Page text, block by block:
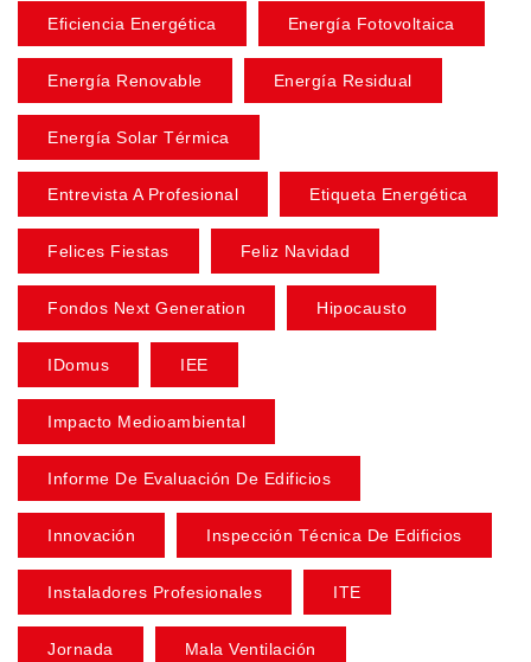
Eficiencia Energética Energía Fotovoltaica
Energía Renovable Energía Residual
Energía Solar Térmica
Entrevista A Profesional Etiqueta Energética
Felices Fiestas Feliz Navidad
Fondos Next Generation Hipocausto
IDomus IEE
Impacto Medioambiental
Informe De Evaluación De Edificios
Innovación Inspección Técnica De Edificios
Instaladores Profesionales ITE
Jornada Mala Ventilación